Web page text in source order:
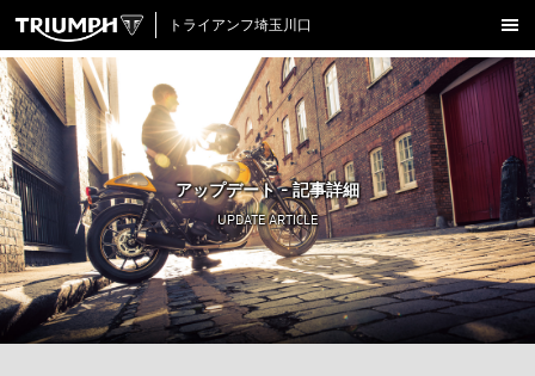
トライアンフ埼玉川口
新車在庫情報
試乗車一覧
認定中古車
アクセサリー
クロージング
アップデート
店舗情報
アップデート - 記事詳細
UPDATE ARTICLE